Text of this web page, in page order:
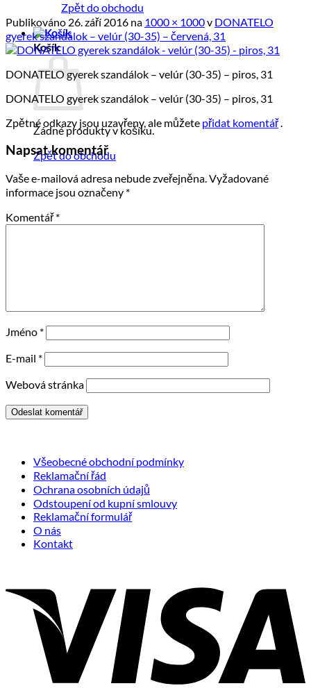
Zpět do obchodu
Košík
Žádné produkty v košíku.
Zpět do obchodu
Publikováno 26. září 2016 na 1000 × 1000v DONATELO
gyerek szandálok – velúr (30-35) – červená, 31
DONATELO gyerek szandálok – velúr (30-35) – piros, 31
DONATELO gyerek szandálok – velúr (30-35) – piros, 31
Zpětné odkazy jsou uzavřeny, ale můžete přidat komentář.
Napsat komentář
Vaše e-mailová adresa nebude zveřejněna.Vyžadované
informace jsou označeny *
Komentář*
Jméno *
E-mail *
Webová stránka
Všeobecné obchodní podmínky
Reklamační řád
Ochrana osobních údajů
Odstoupení od kupní smlouvy
Reklamační formulář
O nás
Kontakt